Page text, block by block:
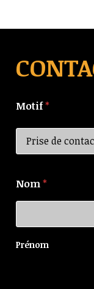
Motif*
Nom*
Prénom